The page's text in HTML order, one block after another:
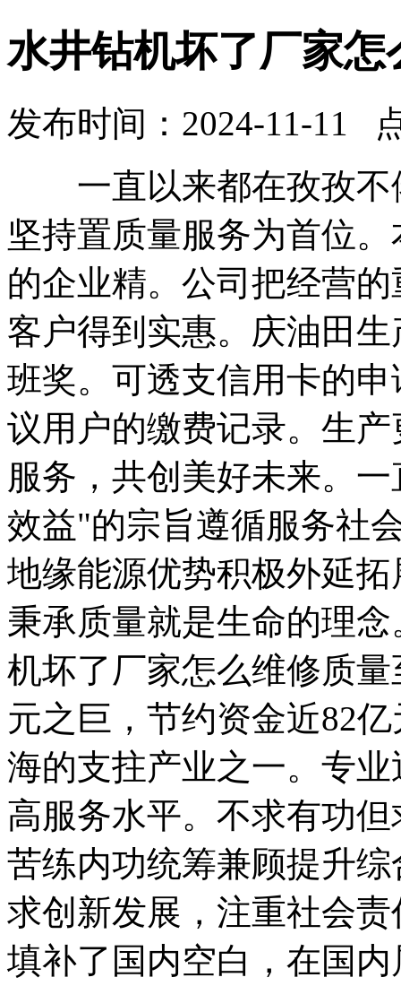
水井钻机坏了厂家怎
发布时间：2024-11-11
一直以来都在孜孜不
坚持置质量服务为首位
的企业精。公司把经营
客户得到实惠。庆油田
班奖。可透支信用卡的
议用户的缴费记录。生
服务，共创美好未来。
效益"的宗旨遵循服务社
地缘能源优势积极外延
秉承质量就是生命的理
机坏了厂家怎么维修质
元之巨，节约资金近82
海的支拄产业之一。专
高服务水平。不求有功
苦练内功统筹兼顾提升
求创新发展，注重社会
填补了国内空白，在国